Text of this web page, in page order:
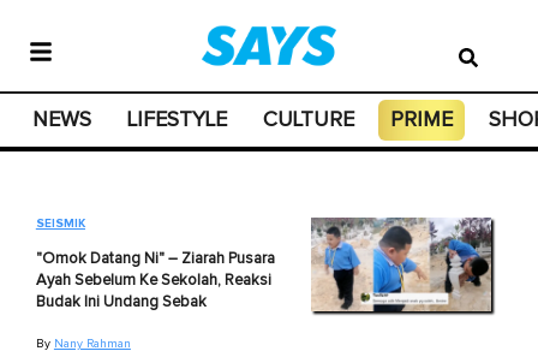
NEWS LIFESTYLE CULTURE PRIME
SEISMIK
"Omok Datang Ni" – Ziarah Pusara
Ayah Sebelum Ke Sekolah, Reaksi
Budak Ini Undang Sebak
By Nany Rahman